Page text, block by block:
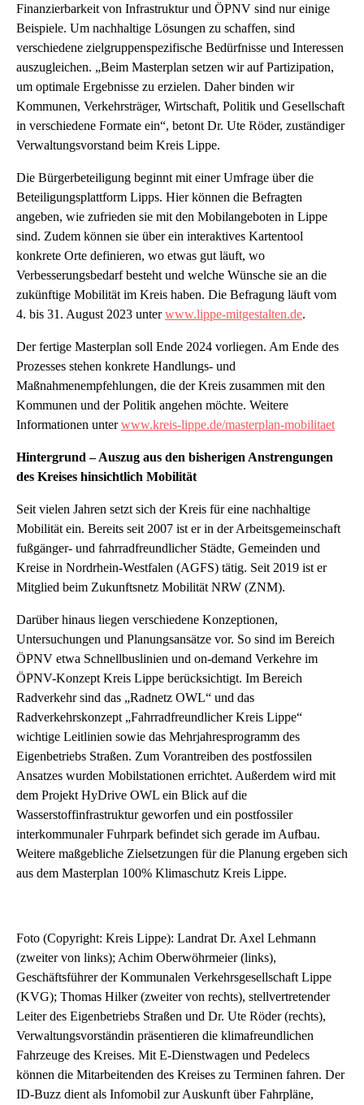
Finanzierbarkeit von Infrastruktur und ÖPNV sind nur einige
Beispiele. Um nachhaltige Lösungen zu schaffen, sind
verschiedene zielgruppenspezifische Bedürfnisse und Interessen
auszugleichen. „Beim Masterplan setzen wir auf Partizipation,
um optimale Ergebnisse zu erzielen. Daher binden wir
Kommunen, Verkehrsträger, Wirtschaft, Politik und Gesellschaft
in verschiedene Formate ein“, betont Dr. Ute Röder, zuständiger
Verwaltungsvorstand beim Kreis Lippe.
Die Bürgerbeteiligung beginnt mit einer Umfrage über die
Beteiligungsplattform Lipps. Hier können die Befragten
angeben, wie zufrieden sie mit den Mobilangeboten in Lippe
sind. Zudem können sie über ein interaktives Kartentool
konkrete Orte definieren, wo etwas gut läuft, wo
Verbesserungsbedarf besteht und welche Wünsche sie an die
zukünftige Mobilität im Kreis haben. Die Befragung läuft vom
4. bis 31. August 2023 unterwww.lippe-mitgestalten.de.
Der fertige Masterplan soll Ende 2024 vorliegen. Am Ende des
Prozesses stehen konkrete Handlungs- und
Maßnahmenempfehlungen, die der Kreis zusammen mit den
Kommunen und der Politik angehen möchte. Weitere
Informationen unterwww.kreis-lippe.de/masterplan-mobilitaet
Hintergrund – Auszug aus den bisherigen Anstrengungen
des Kreises hinsichtlich Mobilität
Seit vielen Jahren setzt sich der Kreis für eine nachhaltige
Mobilität ein. Bereits seit 2007 ist er in der Arbeitsgemeinschaft
fußgänger- und fahrradfreundlicher Städte, Gemeinden und
Kreise in Nordrhein-Westfalen (AGFS) tätig. Seit 2019 ist er
Mitglied beim Zukunftsnetz Mobilität NRW (ZNM).
Darüber hinaus liegen verschiedene Konzeptionen,
Untersuchungen und Planungsansätze vor. So sind im Bereich
ÖPNV etwa Schnellbuslinien und on-demand Verkehre im
ÖPNV-Konzept Kreis Lippe berücksichtigt. Im Bereich
Radverkehr sind das „Radnetz OWL“ und das
Radverkehrskonzept „Fahrradfreundlicher Kreis Lippe“
wichtige Leitlinien sowie das Mehrjahresprogramm des
Eigenbetriebs Straßen. Zum Vorantreiben des postfossilen
Ansatzes wurden Mobilstationen errichtet. Außerdem wird mit
dem Projekt HyDrive OWL ein Blick auf die
Wasserstoffinfrastruktur geworfen und ein postfossiler
interkommunaler Fuhrpark befindet sich gerade im Aufbau.
Weitere maßgebliche Zielsetzungen für die Planung ergeben sich
aus dem Masterplan 100% Klimaschutz Kreis Lippe.
Foto (Copyright: Kreis Lippe): Landrat Dr. Axel Lehmann
(zweiter von links); Achim Oberwöhrmeier (links),
Geschäftsführer der Kommunalen Verkehrsgesellschaft Lippe
(KVG); Thomas Hilker (zweiter von rechts), stellvertretender
Leiter des Eigenbetriebs Straßen und Dr. Ute Röder (rechts),
Verwaltungsvorständin präsentieren die klimafreundlichen
Fahrzeuge des Kreises. Mit E-Dienstwagen und Pedelecs
können die Mitarbeitenden des Kreises zu Terminen fahren. Der
ID-Buzz dient als Infomobil zur Auskunft über Fahrpläne,